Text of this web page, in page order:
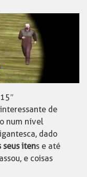
de
num nível
dado
seus itens e até
e coisas